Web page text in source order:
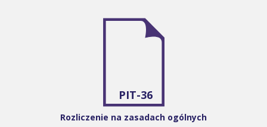
PIT-36
Rozliczenie na zasadach ogólnych